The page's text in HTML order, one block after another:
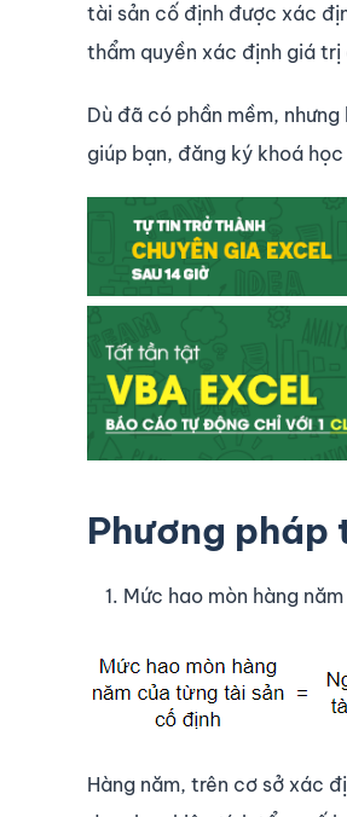
tài sản cố định được xác
thẩm quyền xác định giá trị
Dù đã có phần mềm,
giúp bạn, đăng ký khoá
Phương pháp
Mức hao mòn hàng
Hàng năm, trên cơ sở xác